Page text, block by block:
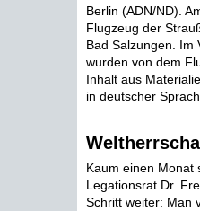
Berlin (ADN/ND).
Flugzeug der
Bad Salzungen. Im
wurden von dem
Inhalt aus
in deutscher
Kaum einen Monat
Legationsrat Dr.
Schritt weiter: Man